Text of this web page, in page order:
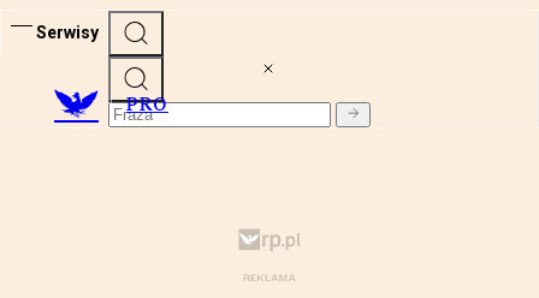
Serwisy
PRO